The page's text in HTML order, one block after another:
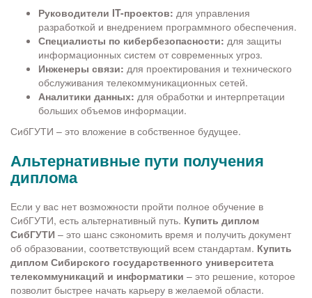
Руководители IT-проектов: для управления
разработкой и внедрением программного обеспечения.
Специалисты по кибербезопасности: для защиты
информационных систем от современных угроз.
Инженеры связи: для проектирования и технического
обслуживания телекоммуникационных сетей.
Аналитики данных: для обработки и интерпретации
больших объемов информации.
СибГУТИ – это вложение в собственное будущее.
Альтернативные пути получения
диплома
Если у вас нет возможности пройти полное обучение в
СибГУТИ, есть альтернативный путь. Купить диплом
СибГУТИ – это шанс сэкономить время и получить документ
об образовании, соответствующий всем стандартам. Купить
диплом Сибирского государственного университета
телекоммуникаций и информатики – это решение, которое
позволит быстрее начать карьеру в желаемой области.